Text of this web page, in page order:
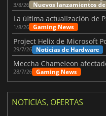
3/8/26 Nuevos lanzamientos
1/8/26 Gaming News
Project Helix de Microsoft
29/7/26 Noticias de Hardware
28/7/26 Gaming News
NOTICIAS, OFERTAS